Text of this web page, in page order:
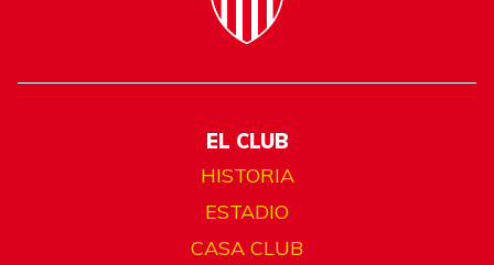
EL CLUB
HISTORIA
ESTADIO
CASA CLUB